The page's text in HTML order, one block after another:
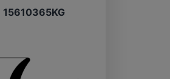
15610365KG